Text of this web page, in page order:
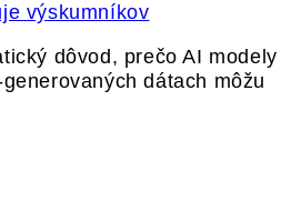
výskumníkov
dôvod, prečo AI modely
dátach môžu